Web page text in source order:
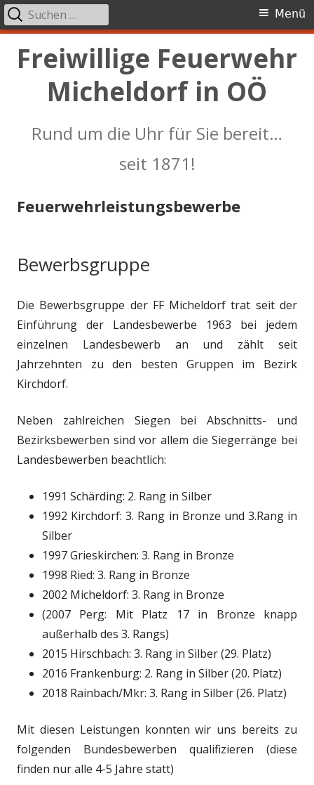
Freiwillige Feuerwehr
Micheldorf in OÖ
Rund um die Uhr für Sie bereit…
seit 1871!
Primäres
Menü
Menü
Suchen
nach:
Feuerwehrleistungsbewerbe
Bewerbsgruppe
Die Bewerbsgruppe der FF Micheldorf trat seit der
Einführung der Landesbewerbe 1963 bei jedem
einzelnen Landesbewerb an und zählt seit
Jahrzehnten zu den besten Gruppen im Bezirk
Kirchdorf.
Neben zahlreichen Siegen bei Abschnitts- und
Bezirksbewerben sind vor allem die Siegerränge bei
Landesbewerben beachtlich:
1991 Schärding: 2. Rang in Silber
1992 Kirchdorf: 3. Rang in Bronze und 3.Rang in
Silber
1997 Grieskirchen: 3. Rang in Bronze
1998 Ried: 3. Rang in Bronze
2002 Micheldorf: 3. Rang in Bronze
(2007 Perg: Mit Platz 17 in Bronze knapp
außerhalb des 3. Rangs)
2015 Hirschbach: 3. Rang in Silber (29. Platz)
2016 Frankenburg: 2. Rang in Silber (20. Platz)
2018 Rainbach/Mkr: 3. Rang in Silber (26. Platz)
Mit diesen Leistungen konnten wir uns bereits zu
folgenden Bundesbewerben qualifizieren (diese
finden nur alle 4-5 Jahre statt)